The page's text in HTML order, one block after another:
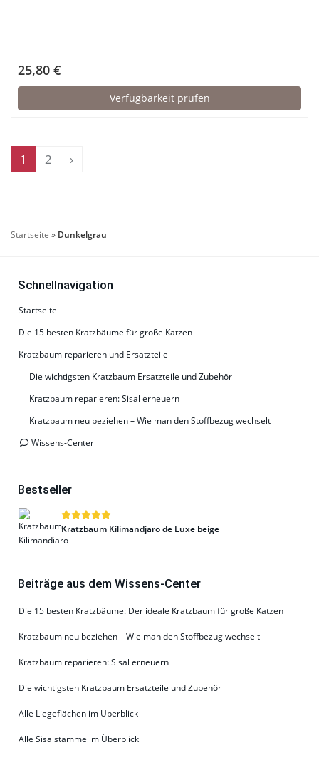
25,80 €
Verfügbarkeit prüfen
1 2 ›
Startseite » Dunkelgrau
Schnellnavigation
Startseite
Die 15 besten Kratzbäume für große Katzen
Kratzbaum reparieren und Ersatzteile
Die wichtigsten Kratzbaum Ersatzteile und Zubehör
Kratzbaum reparieren: Sisal erneuern
Kratzbaum neu beziehen – Wie man den Stoffbezug wechselt
Wissens-Center
Bestseller
Kratzbaum Kilimandjaro de Luxe beige
Beiträge aus dem Wissens-Center
Die 15 besten Kratzbäume: Der ideale Kratzbaum für große Katzen
Kratzbaum neu beziehen – Wie man den Stoffbezug wechselt
Kratzbaum reparieren: Sisal erneuern
Die wichtigsten Kratzbaum Ersatzteile und Zubehör
Alle Liegeflächen im Überblick
Alle Sisalstämme im Überblick